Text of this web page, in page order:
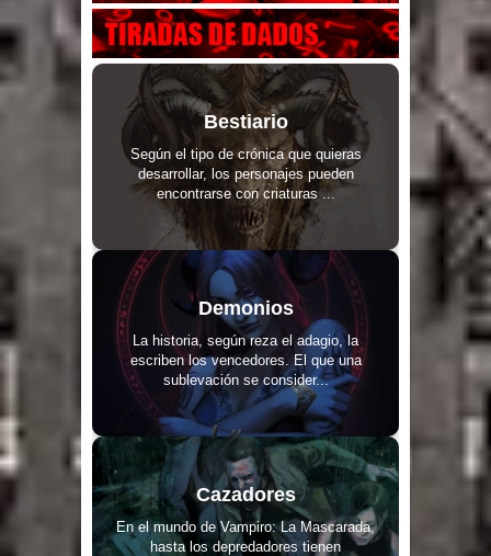
Bestiario
Según el tipo de crónica que quieras
desarrollar, los personajes pueden
encontrarse con criaturas ...
Demonios
La historia, según reza el adagio, la
escriben los vencedores. El que una
sublevación se consider...
Cazadores
En el mundo de Vampiro: La Mascarada,
hasta los depredadores tienen